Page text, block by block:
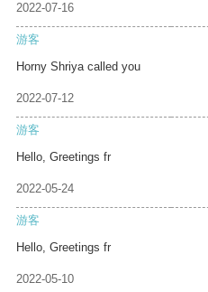
2022-07-16
游客
Horny Shriya called you
2022-07-12
游客
Hello, Greetings fr
2022-05-24
游客
Hello, Greetings fr
2022-05-10